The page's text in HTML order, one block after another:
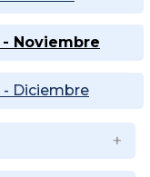
- Noviembre
- Diciembre